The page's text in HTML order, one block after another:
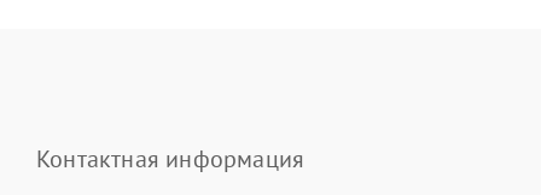
Контактная информация